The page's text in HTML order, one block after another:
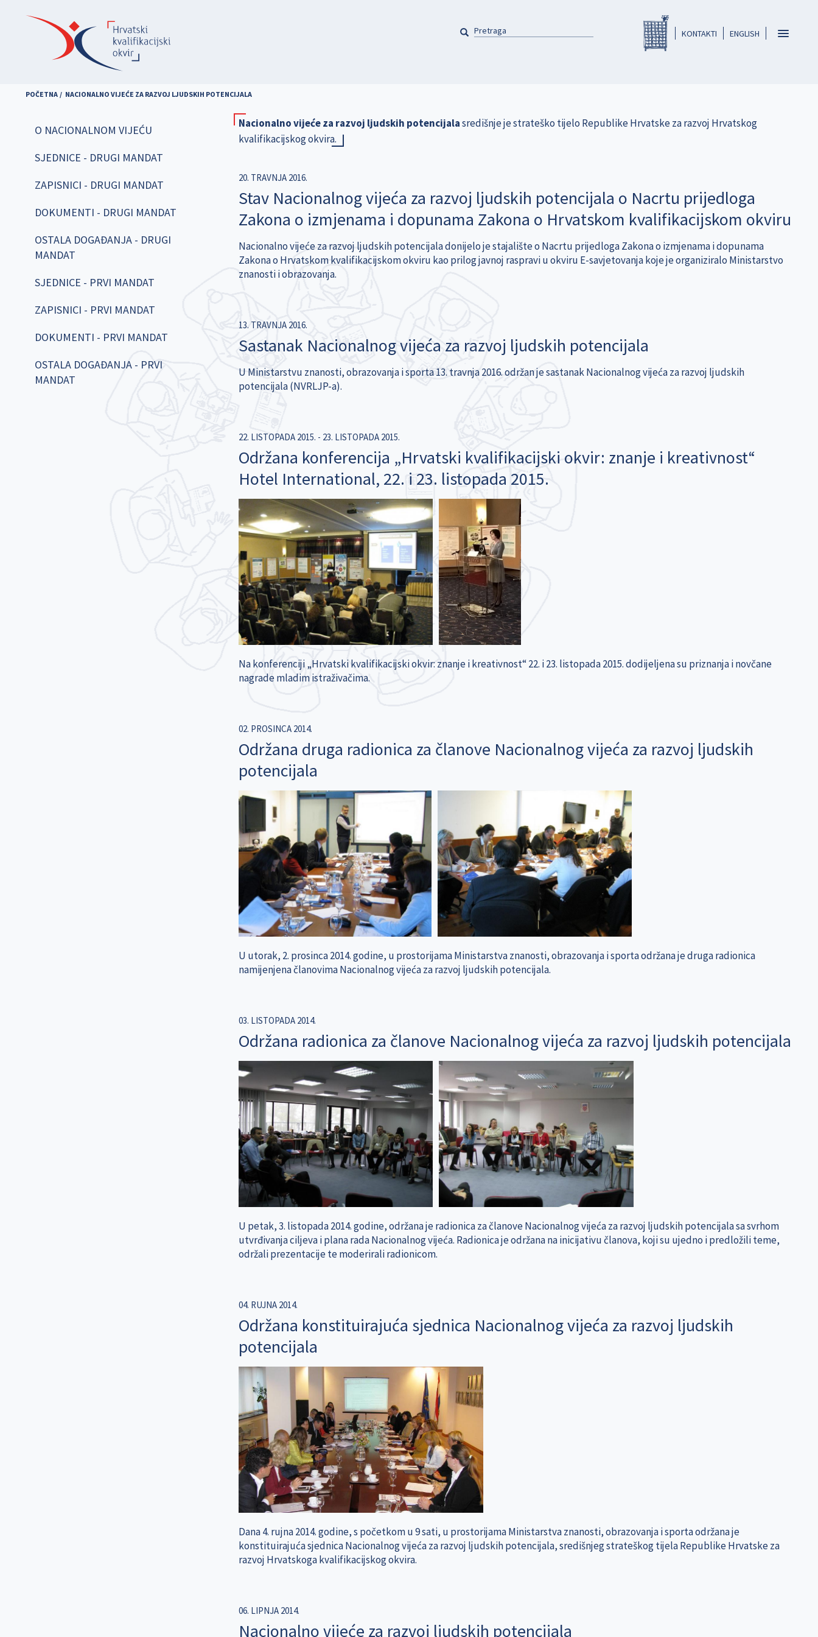
ENGLISH
headerKONTAKTI
PRETRAGA
Toggle
POČETNA NACIONALNO VIJEĆE ZA RAZVOJ LJUDSKIH POTENCIJALA
O NACIONALNOM VIJEĆU
SJEDNICE - DRUGI MANDAT
ZAPISNICI - DRUGI MANDAT
DOKUMENTI - DRUGI MANDAT
OSTALA DOGAĐANJA - DRUGI
MANDAT
SJEDNICE - PRVI MANDAT
ZAPISNICI - PRVI MANDAT
DOKUMENTI - PRVI MANDAT
OSTALA DOGAĐANJA - PRVI
MANDAT
Nacionalno vijeće za razvoj ljudskih potencijalasredišnje je strateško tijelo Republike Hrvatske za razvoj Hrvatskog
kvalifikacijskog okvira.
20. TRAVNJA 2016.
Stav Nacionalnog vijeća za razvoj ljudskih potencijala o Nacrtu prijedloga
Zakona o izmjenama i dopunama Zakona o Hrvatskom kvalifikacijskom okviru
Nacionalno vijeće za razvoj ljudskih potencijala donijelo je stajalište o Nacrtu prijedloga Zakona o izmjenama i dopunama
Zakona o Hrvatskom kvalifikacijskom okviru kao prilog javnoj raspravi u okviru E-savjetovanja koje je organiziralo Ministarstvo
znanosti i obrazovanja.
13. TRAVNJA 2016.
Sastanak Nacionalnog vijeća za razvoj ljudskih potencijala
U Ministarstvu znanosti, obrazovanja i sporta 13. travnja 2016. održan je sastanak Nacionalnog vijeća za razvoj ljudskih
potencijala (NVRLJP-a).
22. LISTOPADA 2015. - 23. LISTOPADA 2015.
Održana konferencija „Hrvatski kvalifikacijski okvir: znanje i kreativnost“
Hotel International, 22. i 23. listopada 2015.
Na konferenciji „Hrvatski kvalifikacijski okvir: znanje i kreativnost“ 22. i 23. listopada 2015. dodijeljena su priznanja i novčane
nagrade mladim istraživačima.
02. PROSINCA 2014.
Održana druga radionica za članove Nacionalnog vijeća za razvoj ljudskih
potencijala
U utorak, 2. prosinca 2014. godine, u prostorijama Ministarstva znanosti, obrazovanja i sporta održana je druga radionica
namijenjena članovima Nacionalnog vijeća za razvoj ljudskih potencijala.
03. LISTOPADA 2014.
Održana radionica za članove Nacionalnog vijeća za razvoj ljudskih potencijala
U petak, 3. listopada 2014. godine, održana je radionica za članove Nacionalnog vijeća za razvoj ljudskih potencijala sa svrhom
utvrđivanja ciljeva i plana rada Nacionalnog vijeća. Radionica je održana na inicijativu članova, koji su ujedno i predložili teme,
održali prezentacije te moderirali radionicom.
04. RUJNA 2014.
Održana konstituirajuća sjednica Nacionalnog vijeća za razvoj ljudskih
potencijala
Dana 4. rujna 2014. godine, s početkom u 9 sati, u prostorijama Ministarstva znanosti, obrazovanja i sporta održana je
konstituirajuća sjednica Nacionalnog vijeća za razvoj ljudskih potencijala, središnjeg strateškog tijela Republike Hrvatske za
razvoj Hrvatskoga kvalifikacijskog okvira.
06. LIPNJA 2014.
Nacionalno vijeće za razvoj ljudskih potencijala